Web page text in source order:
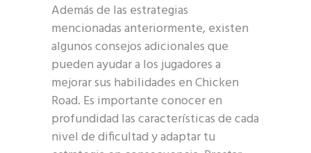
Además de las estrategias
mencionadas anteriormente, existen
algunos consejos adicionales que
pueden ayudar a los jugadores a
mejorar sus habilidades en Chicken
Road. Es importante conocer en
profundidad las características de cada
nivel de dificultad y adaptar tu